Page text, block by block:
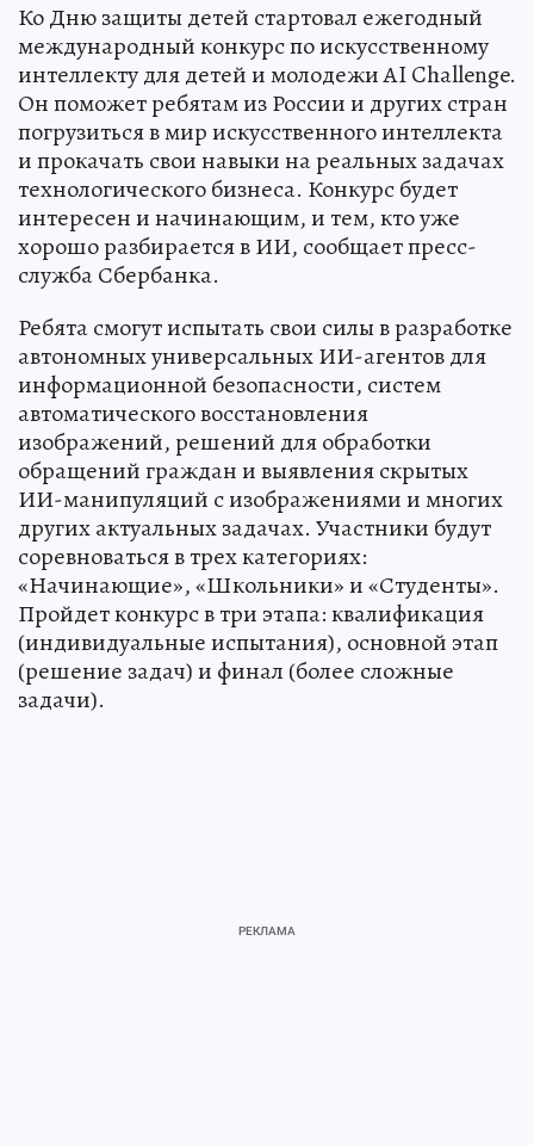
Ко Дню защиты детей стартовал ежегодный
международный конкурс по искусственному
интеллекту для детей и молодежи AI Challenge.
Он поможет ребятам из России и других стран
погрузиться в мир искусственного интеллекта
и прокачать свои навыки на реальных задачах
технологического бизнеса. Конкурс будет
интересен и начинающим, и тем, кто уже
хорошо разбирается в ИИ, сообщает пресс-
служба Сбербанка.
Ребята смогут испытать свои силы в разработке
автономных универсальных ИИ-агентов для
информационной безопасности, систем
автоматического восстановления
изображений, решений для обработки
обращений граждан и выявления скрытых
ИИ-манипуляций с изображениями и многих
других актуальных задачах. Участники будут
соревноваться в трех категориях:
«Начинающие», «Школьники» и «Студенты».
Пройдет конкурс в три этапа: квалификация
(индивидуальные испытания), основной этап
(решение задач) и финал (более сложные
задачи).